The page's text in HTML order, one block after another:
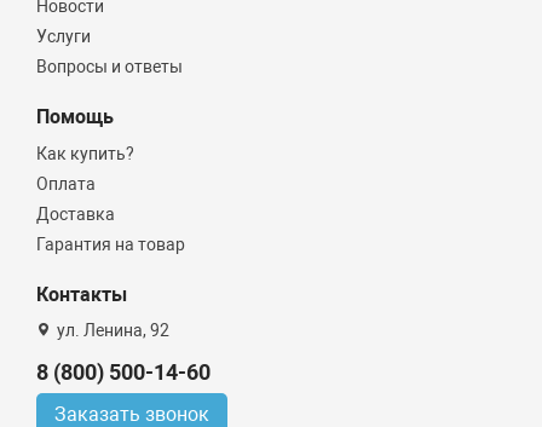
Новости
Услуги
Вопросы и ответы
Помощь
Как купить?
Оплата
Доставка
Гарантия на товар
Контакты
ул. Ленина, 92
8 (800) 500-14-60
Заказать звонок